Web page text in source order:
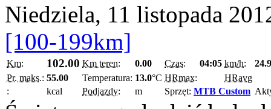
Niedziela, 11 listopada
[100-199km]
Km: 102.00 Km teren: 0.00 Czas: 04:05 km/h:
Pr. maks.: 55.00 Temperatura: 13.0°C HRmax:
HRavg
:
kcal Podjazdy: m Sprzęt: MTB Custom